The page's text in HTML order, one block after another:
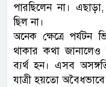
পারছিলেন না।
ছিল না।
অনেক ক্ষেত্রে পর্যটন
থাকার কথা জানালেও
ব্যর্থ হন। এসব
যাত্রী হয়তো